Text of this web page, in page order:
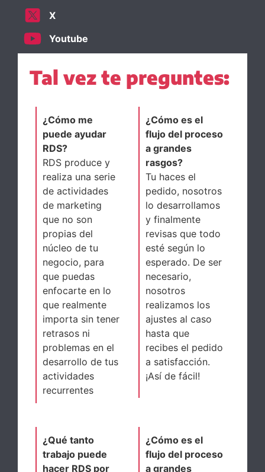
X
Youtube
Tal vez te preguntes:
¿Cómo me
puede ayudar
RDS?
RDS produce y
realiza una serie
de actividades
de marketing
que no son
propias del
núcleo de tu
negocio, para
que puedas
enfocarte en lo
que realmente
importa sin tener
retrasos ni
problemas en el
desarrollo de tus
actividades
recurrentes
¿Cómo es el
flujo del proceso
a grandes
rasgos?
Tu haces el
pedido, nosotros
lo desarrollamos
y finalmente
revisas que todo
esté según lo
esperado. De ser
necesario,
nosotros
realizamos los
ajustes al caso
hasta que
recibes el pedido
a satisfacción.
¡Así de fácil!
¿Qué tanto
trabajo puede
hacer RDS por
¿Cómo es el
flujo del proceso
a grandes